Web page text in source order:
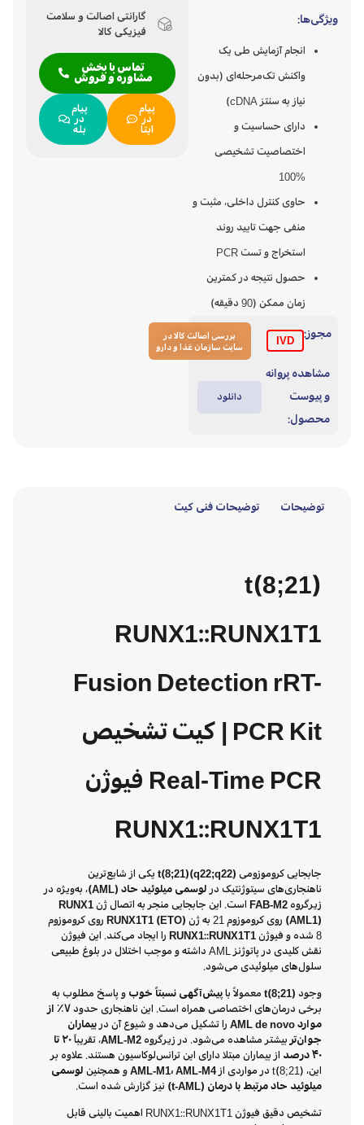
ویژگی‌ها:
انجام آزمایش طی یک
واکنش تک‌مرحله‌ای (بدون
نیاز به سنتز cDNA)
دارای حساسیت و
اختصاصیت تشخیصی
%100
حاوی کنترل داخلی، مثبت و
منفی جهت تایید روند
استخراج و تست PCR
حصول نتیجه در کمترین
زمان ممکن (90 دقیقه)
مجوز:
IVD
بررسی اصالت کالا در
سایت سازمان غذا و دارو
مشاهده پروانه
و پیوست
محصول:
دانلود
گارانتی اصالت و سلامت
فیزیکی کالا
تماس با بخش
مشاوره و فروش
پیام
در
ایتا
پیام
در
بله
توضیحات توضیحات فنی کیت
t(8;21)
RUNX1::RUNX1T1
Fusion Detection rRT-
PCR Kit | کیت تشخیص
Real-Time PCR فیوژن
RUNX1::RUNX1T1
جابجایی کروموزومی t(8;21)(q22;q22) یکی از شایع‌ترین
ناهنجاری‌های سیتوژنتیک در لوسمی میلوئید حاد (AML)
، به‌ویژه در
زیرگروهFAB-M2 است. این جابجایی منجر به اتصال ژنRUNX1
(AML1) روی کروموزوم 21 به ژن RUNX1T1 (ETO) روی کروموزوم
8 شده و فیوژن
RUNX1::RUNX1T1 را ایجاد می‌کند. این فیوژن
نقش کلیدی در پاتوژنز AML داشته و موجب اختلال در بلوغ طبیعی
سلول‌های میلوئیدی می‌شود.
وجود t(8;21) معمولاً باپیش‌آگهی نسبتاً خوب و پاسخ مطلوب به
برخی درمان‌های اختصاصی همراه است. این ناهنجاری حدود
۷٪ از
موارد AML de novo
را تشکیل می‌دهد و شیوع آن در بیماران
جوان‌تر بیشتر مشاهده می‌شود. در زیرگروهAML-M2، تقریباً
۲۰ تا
۴۰ درصد
از بیماران مبتلا دارای این ترانس‌لوکاسیون هستند. علاوه بر
این، t(8;21) در مواردی از
AML-M1، AML-M4و همچنین لوسمی
میلوئید حاد مرتبط با درمان (t-AML)
نیز گزارش شده است.
تشخیص دقیق فیوژن RUNX1::RUNX1T1 اهمیت بالینی قابل